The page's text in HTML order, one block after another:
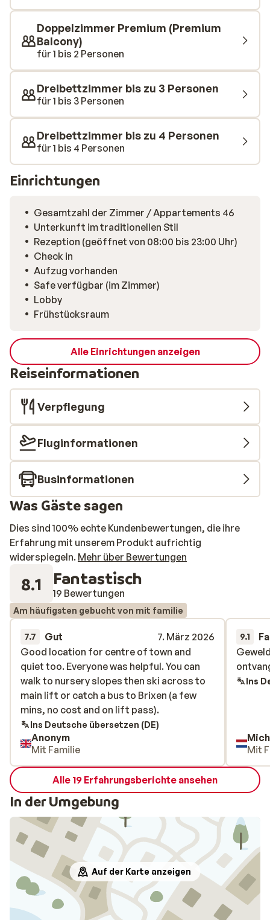
Doppelzimmer Premium (Premium
Balcony)
für 1 bis 2 Personen
Dreibettzimmer bis zu 3 Personen
für 1 bis 3 Personen
Dreibettzimmer bis zu 4 Personen
für 1 bis 4 Personen
Einrichtungen
Gesamtzahl der Zimmer / Appartements 46
Unterkunft im traditionellen Stil
Rezeption (geöffnet von 08:00 bis 23:00 Uhr)
Check in
Aufzug vorhanden
Safe verfügbar (im Zimmer)
Lobby
Frühstücksraum
Alle Einrichtungen anzeigen
Reiseinformationen
Verpflegung
Fluginformationen
Businformationen
Was Gäste sagen
Dies sind 100% echte Kundenbewertungen, die ihre
Erfahrung mit unserem Produkt aufrichtig
widerspiegeln. Mehr über Bewertungen
8.1 Fantastisch
19 Bewertungen
Am häufigsten gebucht von mit familie
7.7 Gut
7. März 2026
Good location for centre of town and
quiet too. Everyone was helpful. You can
walk to nursery slopes then ski across to
main lift or catch a bus to Brixen (a few
mins, no cost and on lift pass).
Good location for centre of town and
quiet too. Everyone was helpful. You can
walk to nursery slopes then ski across to
main lift or catch a bus to Brixen (a few
mins, no cost and on lift pass).
Ins Deutsche übersetzen (DE)
Anonym
Mit Familie
9.1
Ins
Mit
Alle 19 Erfahrungsberichte ansehen
In der Umgebung
Auf der Karte anzeigen